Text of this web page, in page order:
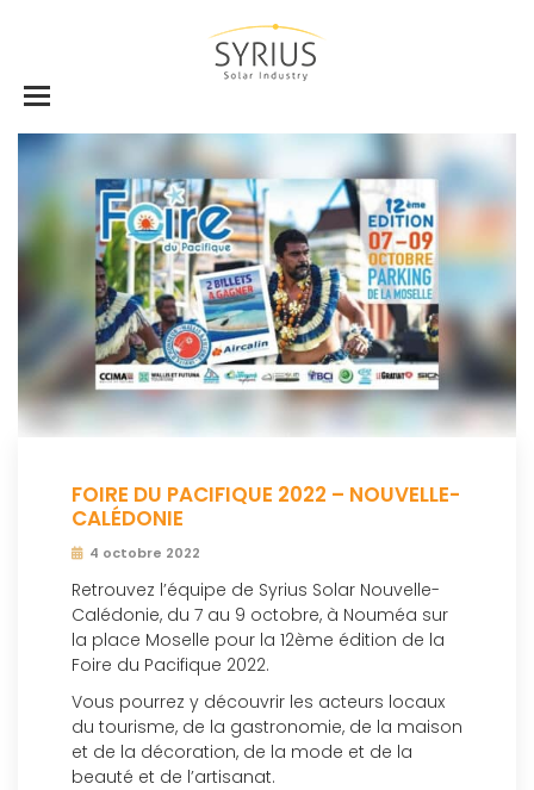
FOIRE DU PACIFIQUE 2022 – NOUVELLE-
CALÉDONIE
4 octobre 2022
Retrouvez l’équipe de Syrius Solar Nouvelle-
Calédonie, du 7 au 9 octobre, à Nouméa sur
la place Moselle pour la 12ème édition de la
Foire du Pacifique 2022.
Vous pourrez y découvrir les acteurs locaux
du tourisme, de la gastronomie, de la maison
et de la décoration, de la mode et de la
beauté et de l’artisanat.